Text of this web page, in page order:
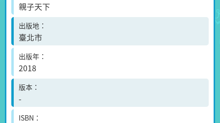
親子天下
出版地
臺北市
出版年
2018
版本
-
ISBN